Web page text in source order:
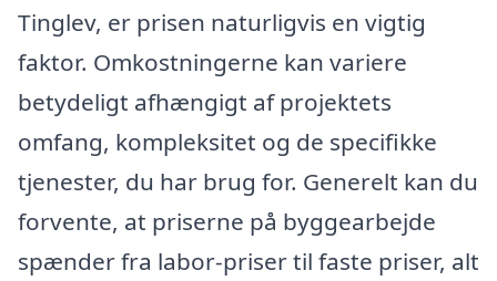
Tinglev, er prisen naturligvis en vigtig
faktor. Omkostningerne kan variere
betydeligt afhængigt af projektets
omfang, kompleksitet og de specifikke
tjenester, du har brug for. Generelt kan du
forvente, at priserne på byggearbejde
spænder fra labor-priser til faste priser, alt